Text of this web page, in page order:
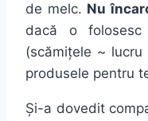
de melc. Nu
dacă o
(scămițele ~ lucru
produsele pentru
Și-a dovedit